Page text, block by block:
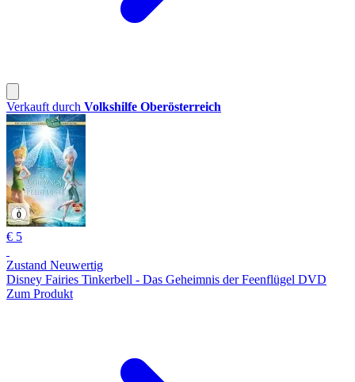
Verkauft durch Volkshilfe Oberösterreich
€ 5
Zustand Neuwertig
Disney Fairies Tinkerbell - Das Geheimnis der Feenflügel DVD
Zum Produkt